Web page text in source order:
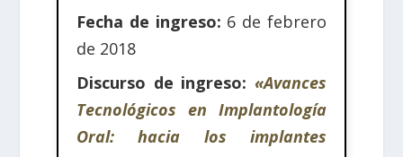
Fecha de ingreso: 6 de febrero
de 2018
Discurso de ingreso:«Avances
Tecnológicos en Implantología
Oral: hacia los implantes